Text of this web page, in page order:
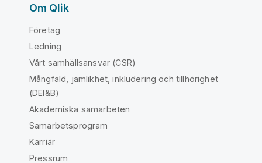
Om Qlik
Företag
Ledning
Vårt samhällsansvar (CSR)
Mångfald, jämlikhet, inkludering och tillhörighet
(DEI&B)
Akademiska samarbeten
Samarbetsprogram
Karriär
Pressrum